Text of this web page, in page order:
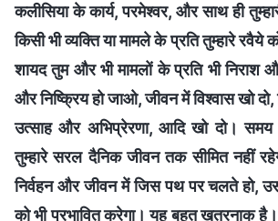
कलीसिया के कार्य, परमेश्वर, और साथ ही
किसी भी व्यक्ति या मामले के प्रति तुम्हारे रवैये
शायद तुम और भी मामलों के प्रति भी निराश
और निष्क्रिय हो जाओ, जीवन में विश्वास खो
उत्साह और अभिप्रेरणा, आदि खो दो।
तुम्हारे सरल दैनिक जीवन तक सीमित नहीं
निर्वहन और जीवन में जिस पथ पर चलते हो,
को भी प्रभावित करेगा। यह बहुत खतरनाक